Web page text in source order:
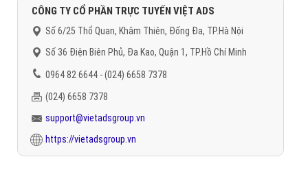
CÔNG TY CỔ PHẦN TRỰC TUYẾN VIỆT ADS
Số 6/25 Thổ Quan, Khâm Thiên, Đống Đa, TP.Hà Nội
Số 36 Điện Biên Phủ, Đa Kao, Quận 1, TP.Hồ Chí Minh
0964 82 6644 - (024) 6658 7378
(024) 6658 7378
support@vietadsgroup.vn
https://vietadsgroup.vn